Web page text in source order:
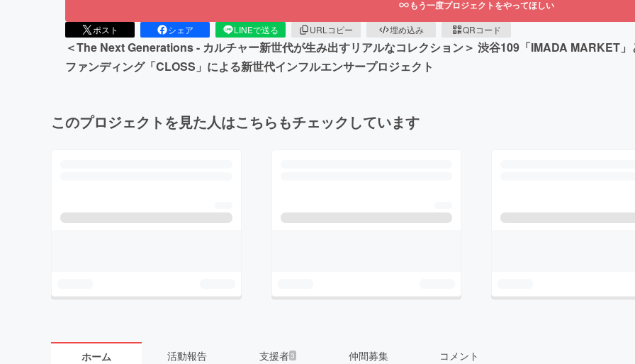
もう一度プロジェクトをやってほしい
ポスト シェア LINEで送る URLコピー 埋め込み QRコード
＜The Next Generations - カルチャー新世代が生み出すリアルなコレクション＞ 渋谷109「IMADA MARKET
ファンディング「CLOSS」による新世代インフルエンサープロジェクト
このプロジェクトを見た人はこちらもチェックしています
ホーム 活動報告 支援者3 仲間募集 コメント